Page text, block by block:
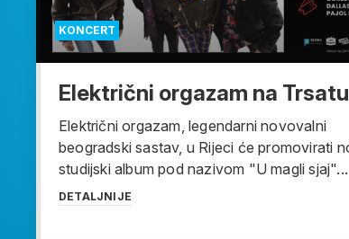
KONCERT
Električni orgazam na Trsatu
Električni orgazam, legendarni novovalni
beogradski sastav, u Rijeci će promovirati
studijski album pod nazivom "U magli sjaj"...
DETALJNIJE